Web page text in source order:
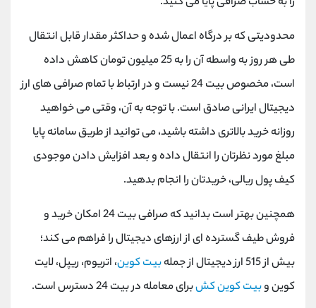
محدودیتی که بر درگاه اعمال شده و حداکثر مقدار قابل انتقال
طی هر روز به واسطه آن را به 25 میلیون تومان کاهش داده
است، مخصوص بیت 24 نیست و در ارتباط با تمام صرافی‌ های ارز
دیجیتال ایرانی صادق است. با توجه به آن، وقتی می ‌خواهید
روزانه خرید بالاتری داشته باشید، می ‌توانید از طریق سامانه پایا
مبلغ مورد نظرتان را انتقال داده و بعد افزایش دادن موجودی
کیف پول ریالی، خریدتان را انجام بدهید.
همچنین بهتر است بدانید که صرافی بیت 24 امکان خرید و
فروش طیف گسترده ‎ای از ارزهای دیجیتال را فراهم می‌ کند؛
بیش از 515 ارز دیجیتال از جمله
بیت کوین، اتریوم، ریپل، لایت
کوین وبیت کوین کشبرای معامله در بیت 24 دسترس است.